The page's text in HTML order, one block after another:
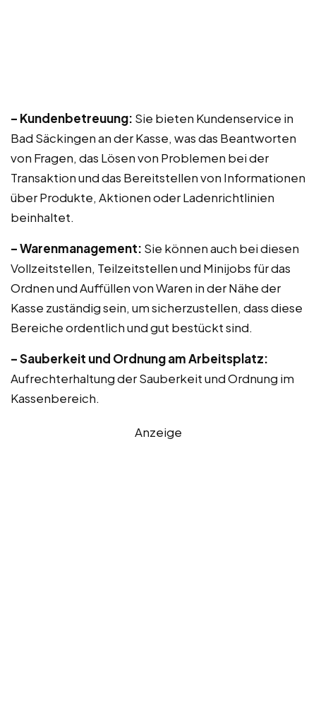
– Kundenbetreuung: Sie bieten Kundenservice in
Bad Säckingen an der Kasse, was das Beantworten
von Fragen, das Lösen von Problemen bei der
Transaktion und das Bereitstellen von Informationen
über Produkte, Aktionen oder Ladenrichtlinien
beinhaltet.
– Warenmanagement: Sie können auch bei diesen
Vollzeitstellen, Teilzeitstellen und Minijobs für das
Ordnen und Auffüllen von Waren in der Nähe der
Kasse zuständig sein, um sicherzustellen, dass diese
Bereiche ordentlich und gut bestückt sind.
– Sauberkeit und Ordnung am Arbeitsplatz:
Aufrechterhaltung der Sauberkeit und Ordnung im
Kassenbereich.
Anzeige